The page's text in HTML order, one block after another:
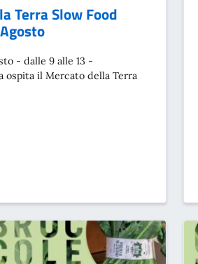
Terra Slow Food
- dalle 9 alle 13 -
ospita il Mercato della Terra
SLOW FOOD DOMENICA 3 AGOSTO}